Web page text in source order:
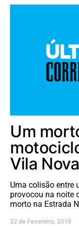
Um
Vila
Uma colisão entre
provocou na noite
morto na Estrada
22 de Fevereiro, 2019